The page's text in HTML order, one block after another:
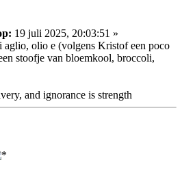
19 juli 2025, 20:03:51 »
aglio, olio e (volgens Kristof een poco
stoofje van bloemkool, broccoli,
and ignorance is strength